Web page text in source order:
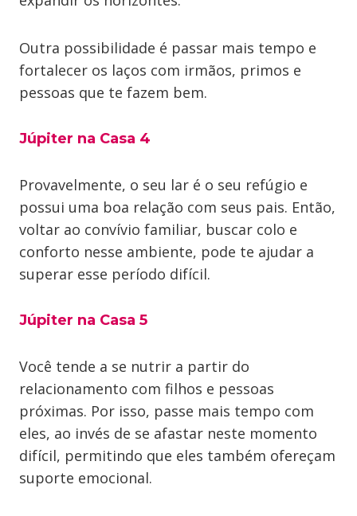
Outra possibilidade é passar mais tempo e
fortalecer os laços com irmãos, primos e
pessoas que te fazem bem.
Júpiter na Casa 4
Provavelmente, o seu lar é o seu refúgio e
possui uma boa relação com seus pais. Então,
voltar ao convívio familiar, buscar colo e
conforto nesse ambiente, pode te ajudar a
superar esse período difícil.
Júpiter na Casa 5
Você tende a se nutrir a partir do
relacionamento com filhos e pessoas
próximas. Por isso, passe mais tempo com
eles, ao invés de se afastar neste momento
difícil, permitindo que eles também ofereçam
suporte emocional.